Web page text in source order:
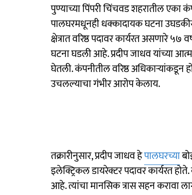
पुण्याच्या पिंपरी चिंचवड शहरातील
पालघरमधूनही धक्कादायक घटना
क्षेत्रात वरिष्ठ पदावर कार्यरत असणारे
घटना घडली आहे. प्रदीप जाधव यांच्या
घेतली. कंपनीतील वरिष्ठ
उचलल्याचा गंभीर आरोप केलाय.
तक्रारीनुसार, प्रदीप जाधव हेपालघरच्या
इलेक्ट्रिकल डायरेक्टर पदावर कार्यरत
आहे. त्यांचा मानसिक त्रास सहन करावा